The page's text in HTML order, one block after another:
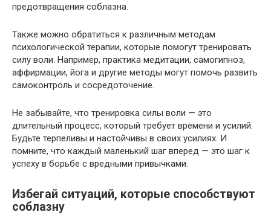
предотвращения соблазна.
Также можно обратиться к различным методам
психологической терапии, которые помогут тренировать
силу воли. Например, практика медитации, самогипноз,
аффирмации, йога и другие методы могут помочь развить
самоконтроль и сосредоточение.
Не забывайте, что тренировка силы воли — это
длительный процесс, который требует времени и усилий.
Будьте терпеливы и настойчивы в своих усилиях. И
помните, что каждый маленький шаг вперед — это шаг к
успеху в борьбе с вредными привычками.
Избегай ситуаций, которые способствуют
соблазну